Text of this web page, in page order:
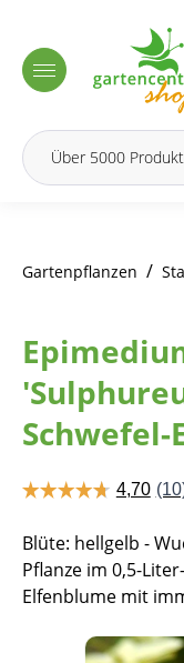
Gartenpflanzen /
Blüte: hellgelb -
Pflanze im 0,5-
Elfenblume mit